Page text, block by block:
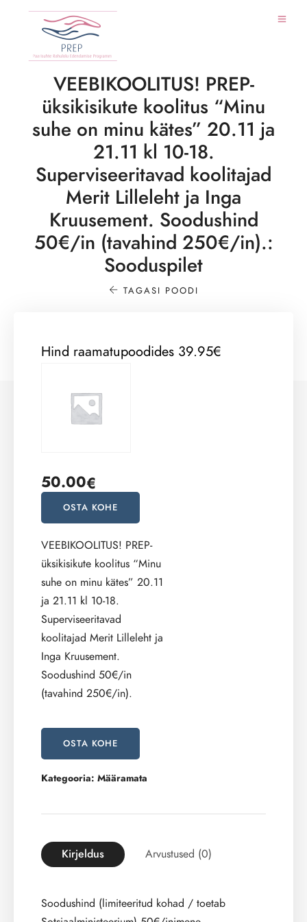
VEEBIKOOLITUS! PREP-
üksikisikute koolitus “Minu
suhe on minu kätes” 20.11 ja
21.11 kl 10-18.
Superviseeritavad koolitajad
Merit Lilleleht ja Inga
Kruusement. Soodushind
50€/in (tavahind 250€/in).:
Sooduspilet
TAGASI POODI
Hind raamatupoodides 39.95€
50.00€
OSTA KOHE
VEEBIKOOLITUS! PREP-
üksikisikute koolitus “Minu
suhe on minu kätes” 20.11
ja 21.11 kl 10-18.
Superviseeritavad
koolitajad Merit Lilleleht ja
Inga Kruusement.
Soodushind 50€/in
(tavahind 250€/in).
OSTA KOHE
Kategooria: Määramata
Kirjeldus Arvustused (0)
Soodushind (limiteeritud kohad / toetab